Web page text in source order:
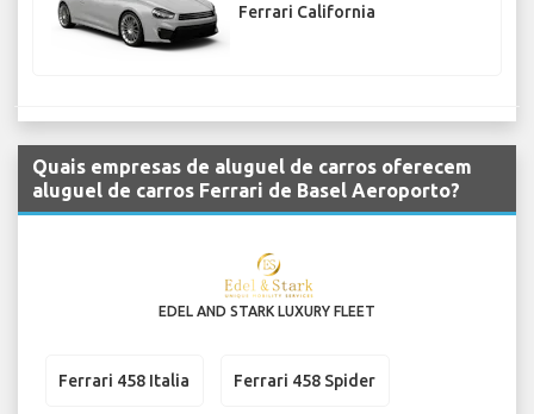
Ferrari California
Quais empresas de aluguel de carros oferecem
aluguel de carros Ferrari de Basel Aeroporto?
EDEL AND STARK LUXURY FLEET
Ferrari 458 Italia Ferrari 458 Spider